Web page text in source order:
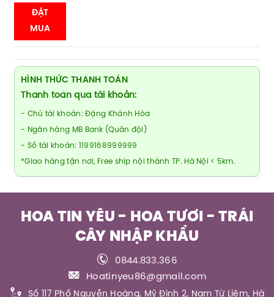
ĐẶT
MUA
HÌNH THỨC THANH TOÁN
Thanh toán qua tài khoản:
- Chủ tài khoản: Đặng Khánh Hòa
- Ngân hàng MB Bank (Quân đội)
- Số tài khoản: 1199168999999
*Giao hàng tận nơi, Free ship nội thành TP. Hà Nội < 5km.
HOA TIN YÊU - HOA TƯƠI - TRÁI
CÂY NHẬP KHẨU
0844.833.366
Hoatinyeu86@gmail.com
Số 117 Phố Nguyễn Hoàng, Mỹ Đình 2, Nam Từ Liêm, Hà